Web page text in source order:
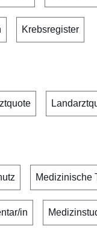
Krebsregister
Medizinische
in